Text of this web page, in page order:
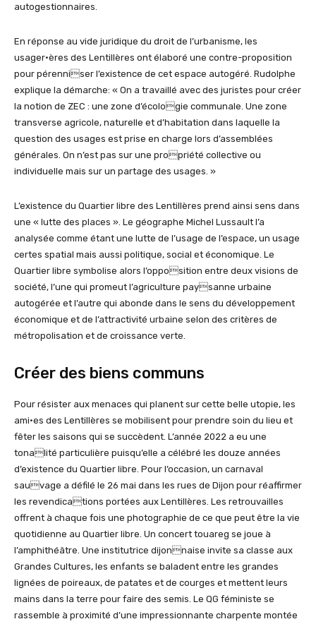
autogestionnaires.
En réponse au vide juridique du droit de l’urbanisme, les
usager·ères des Lentillères ont élaboré une contre-proposition
pour pérenniser l’existence de cet espace autogéré. Rudolphe
explique la démarche: « On a travaillé avec des juristes pour créer
la notion de ZEC : une zone d’écologie communale. Une zone
transverse agricole, naturelle et d’habitation dans laquelle la
question des usages est prise en charge lors d’assemblées
générales. On n’est pas sur une propriété collective ou
individuelle mais sur un partage des usages. »
L’existence du Quartier libre des Lentillères prend ainsi sens dans
une « lutte des places ». Le géographe Michel Lussault l’a
analysée comme étant une lutte de l’usage de l’espace, un usage
certes spatial mais aussi politique, social et économique. Le
Quartier libre symbolise alors l’opposition entre deux visions de
société, l’une qui promeut l’agriculture paysanne urbaine
autogérée et l’autre qui abonde dans le sens du développement
économique et de l’attractivité urbaine selon des critères de
métropolisation et de croissance verte.
Créer des biens communs
Pour résister aux menaces qui planent sur cette belle utopie, les
ami·es des Lentillères se mobilisent pour prendre soin du lieu et
fêter les saisons qui se succèdent. L’année 2022 a eu une
tonalité particulière puisqu’elle a célébré les douze années
d’existence du Quartier libre. Pour l’occasion, un carnaval
sauvage a défilé le 26 mai dans les rues de Dijon pour réaffirmer
les revendications portées aux Lentillères. Les retrouvailles
offrent à chaque fois une photographie de ce que peut être la vie
quotidienne au Quartier libre. Un concert touareg se joue à
l’amphithéâtre. Une institutrice dijonnaise invite sa classe aux
Grandes Cultures, les enfants se baladent entre les grandes
lignées de poireaux, de patates et de courges et mettent leurs
mains dans la terre pour faire des semis. Le QG féministe se
rassemble à proximité d’une impressionnante charpente montée